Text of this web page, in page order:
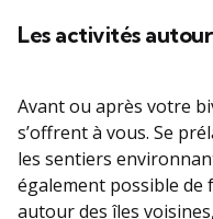
Les activités
Avant ou après votre
s’offrent à vous. Se
les sentiers
également possible de
autour des îles